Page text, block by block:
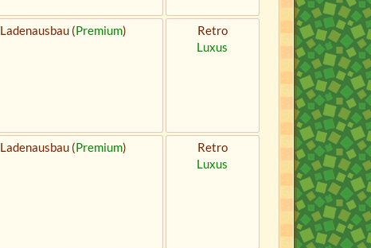
Ladenausbau (Premium)
Retro
Luxus
Ladenausbau (Premium)
Retro
Luxus